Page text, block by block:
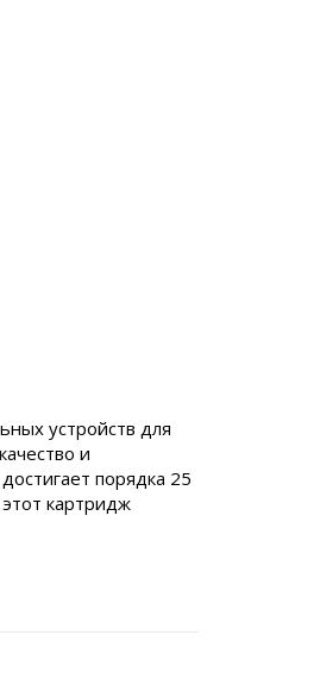
устройств для
и
порядка 25
картридж